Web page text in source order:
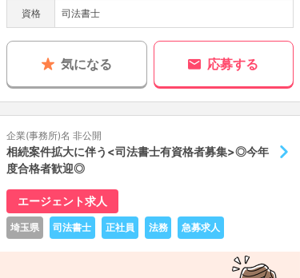
資格 司法書士
気になる 応募する
企業(事務所)名 非公開
相続案件拡大に伴う<司法書士有資格者募集>◎今年
度合格者歓迎◎
エージェント求人
埼玉県 司法書士 正社員 法務 急募求人